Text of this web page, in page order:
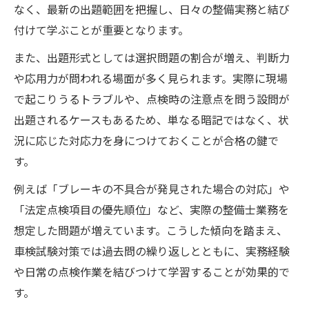
なく、最新の出題範囲を把握し、日々の整備実務と結び
付けて学ぶことが重要となります。
また、出題形式としては選択問題の割合が増え、判断力
や応用力が問われる場面が多く見られます。実際に現場
で起こりうるトラブルや、点検時の注意点を問う設問が
出題されるケースもあるため、単なる暗記ではなく、状
況に応じた対応力を身につけておくことが合格の鍵で
す。
例えば「ブレーキの不具合が発見された場合の対応」や
「法定点検項目の優先順位」など、実際の整備士業務を
想定した問題が増えています。こうした傾向を踏まえ、
車検試験対策では過去問の繰り返しとともに、実務経験
や日常の点検作業を結びつけて学習することが効果的で
す。